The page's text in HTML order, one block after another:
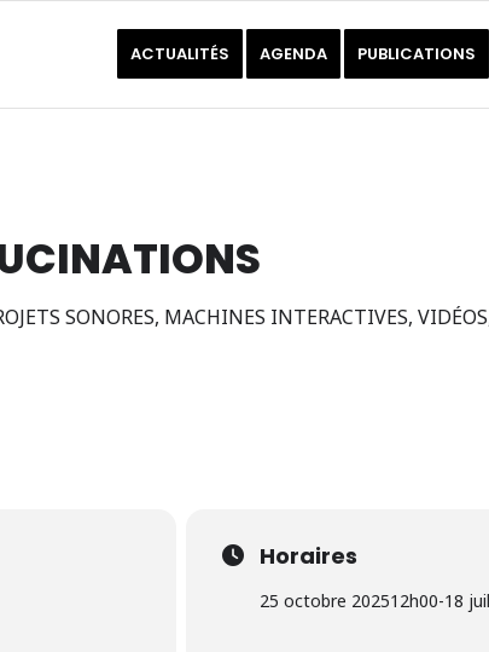
ACTUALITÉS AGENDA PUBLICATIONS
SONORES, MACHINES INTERACTIVES,
Horaires
25 octobre 202512h00-18